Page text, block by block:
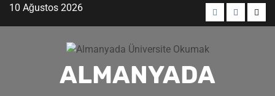
Skip10 Ağustos 2026
MenüMenü
ALMANYADA